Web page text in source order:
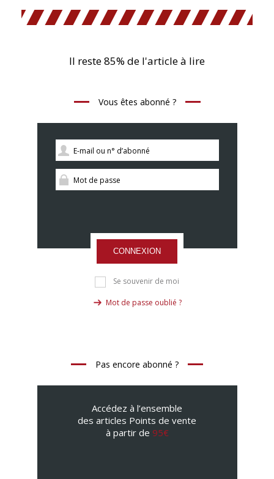
Il reste 85% de l'article à lire
Vous êtes abonné ?
CONNEXION
Se souvenir de moi
Mot de passe oublié ?
Pas encore abonné ?
Accédez à l’ensemble
des articles Points de vente
à partir de 95€